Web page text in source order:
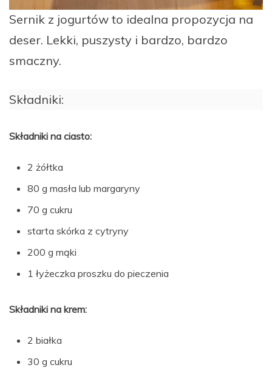
Sernik z jogurtów to idealna propozycja na
deser. Lekki, puszysty i bardzo, bardzo
smaczny.
Składniki:
Składniki na ciasto:
2 żółtka
80 g masła lub margaryny
70 g cukru
starta skórka z cytryny
200 g mąki
1 łyżeczka proszku do pieczenia
Składniki na krem:
2 białka
30 g cukru